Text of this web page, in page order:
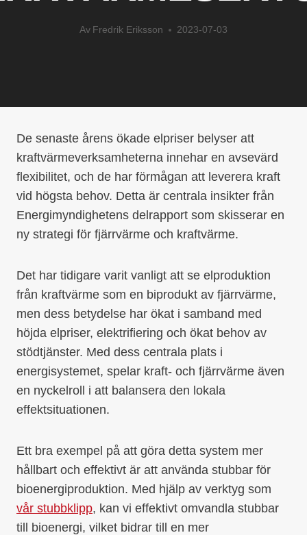
Av Fredrik Eriksson 2023-07-03
De senaste årens ökade elpriser belyser att
kraftvärmeverksamheterna innehar en avsevärd
flexibilitet, och de har förmågan att leverera kraft
vid högsta behov. Detta är centrala insikter från
Energimyndighetens delrapport som skisserar en
ny strategi för fjärrvärme och kraftvärme.
Det har tidigare varit vanligt att se elproduktion
från kraftvärme som en biprodukt av fjärrvärme,
men dess betydelse har ökat i samband med
höjda elpriser, elektrifiering och ökat behov av
stödtjänster. Med dess centrala plats i
energisystemet, spelar kraft- och fjärrvärme även
en nyckelroll i att balansera den lokala
effektsituationen.
Ett bra exempel på att göra detta system mer
hållbart och effektivt är att använda stubbar för
bioenergiproduktion. Med hjälp av verktyg som
vår stubbklipp, kan vi effektivt omvandla stubbar
till bioenergi, vilket bidrar till en mer